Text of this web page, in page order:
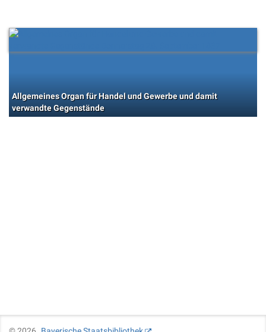
Allgemeines Organ für Handel und Gewerbe und damit
verwandte Gegenstände